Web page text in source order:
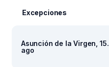
Excepciones
Asunción de la Virgen, 15.
ago